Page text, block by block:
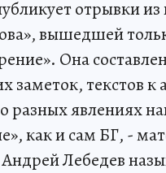
отрывки
вышедшей
Она
заметок,
о разных явлениях
как и сам БГ, -
Андрей Лебедев